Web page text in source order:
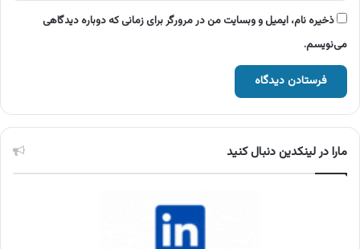
ذخیره نام، ایمیل و وبسایت من در مرورگر برای زمانی که دوباره دیدگاهی
می‌نویسم.
مارا در لینکدین دنبال کنید